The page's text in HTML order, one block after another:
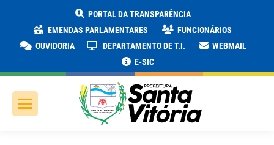
PORTAL DA TRANSPARÊNCIA
EMENDAS PARLAMENTARES
FUNCIONÁRIOS
OUVIDORIA
DEPARTAMENTO DE T.I.
WEBMAIL
E-SIC